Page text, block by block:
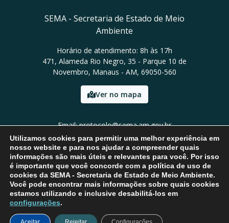
SEMA - Secretaria de Estado de Meio
Ambiente
Horário de atendimento: 8h às 17h
471, Alameda Rio Negro, 35 - Parque 10 de
Novembro, Manaus - AM, 69050-560
Ver no mapa
Email: protocolo@sema.am.gov.br
Tel: (92) 3659-1821
Utilizamos cookies para permitir uma melhor experiência em
nosso website e para nos ajudar a compreender quais
informações são mais úteis e relevantes para você. Por isso
é importante que você concorde com a política de uso de
cookies da SEMA - Secretaria de Estado de Meio Ambiente.
Você pode encontrar mais informações sobre quais cookies
estamos utilizando e inclusive desabilitá-los em
configurações.